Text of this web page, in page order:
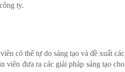
ty.
có thể tự do sáng tạo và đề xuất các
viên đưa ra các giải pháp sáng tạo cho